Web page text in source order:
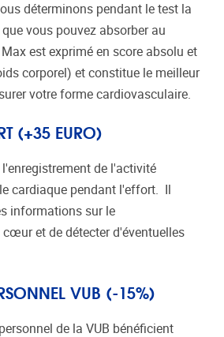
déterminons pendant le test la
vous pouvez absorber au
est exprimé en score absolu et
corporel) et constitue le meilleur
votre forme cardiovasculaire.
(+35 EURO)
de l'activité
cardiaque pendant l'effort. Il
informations sur le
et de détecter d'éventuelles
VUB (-15%)
de la VUB bénéficient